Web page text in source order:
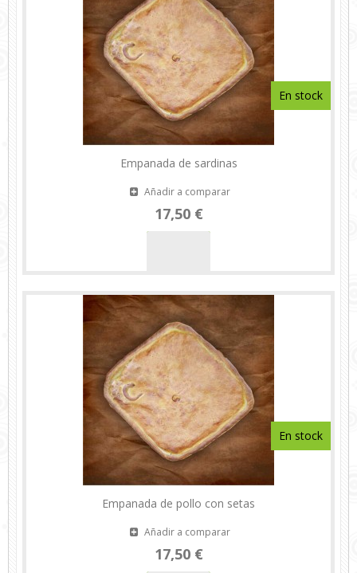
Empanada de sardinas
Añadir a comparar
17,50 €
En stock
Empanada de pollo con setas
Añadir a comparar
17,50 €
En stock